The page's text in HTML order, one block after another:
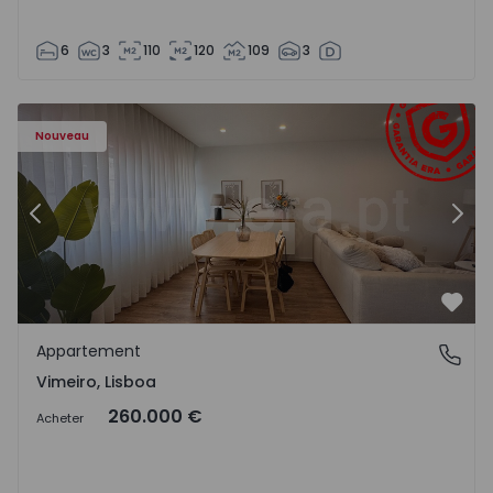
6 3 110 120 109 3
Nouveau
Appartement T1 Lourinhã, Vimeiro - 1575406 - 1
Précédent
Vimeiro, Lisboa
Appartement
Vimeiro, Lisboa
Acheter 260.000 €